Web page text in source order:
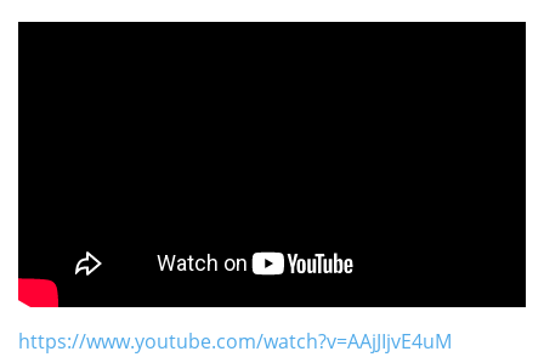
https://www.youtube.com/watch?v=AAjJIjvE4uM